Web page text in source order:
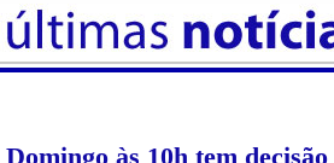
Domingo às 10h tem